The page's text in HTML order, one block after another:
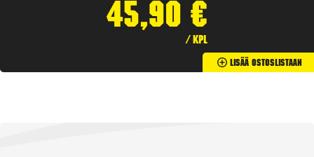
45,90 €
/ kpl
Lisää Ostoslistaan